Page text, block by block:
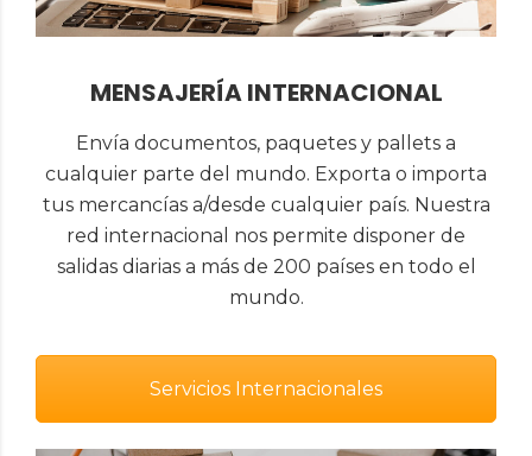
MENSAJERÍA INTERNACIONAL
Envía documentos, paquetes y pallets a
cualquier parte del mundo. Exporta o importa
tus mercancías a/desde cualquier país. Nuestra
red internacional nos permite disponer de
salidas diarias a más de 200 países en todo el
mundo.
Servicios Internacionales